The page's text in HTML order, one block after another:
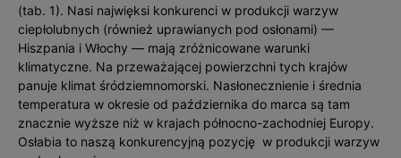
(tab. 1). Nasi najwięksi konkurenci w produkcji warzyw
ciepłolubnych (również uprawianych pod osłonami) —
Hiszpania i Włochy — mają zróżnicowane warunki
klimatyczne. Na przeważającej powierzchni tych krajów
panuje klimat śródziemnomorski. Nasłonecznienie i średnia
temperatura w okresie od października do marca są tam
znacznie wyższe niż w krajach północno-zachodniej Europy.
Osłabia to naszą konkurencyjną pozycję w produkcji warzyw